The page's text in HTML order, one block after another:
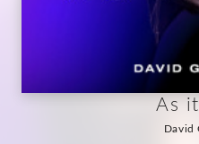
As
David